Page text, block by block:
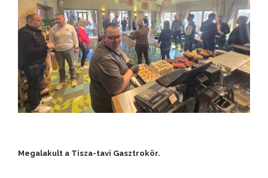
Megalakult a Tisza-tavi Gasztrokör.